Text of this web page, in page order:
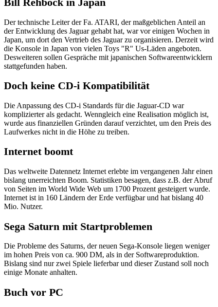
Der technische Leiter der Fa. ATARI, der maßgeblichen Anteil an
der Entwicklung des Jaguar gehabt hat, war vor einigen Wochen in
Japan, um dort den Vertrieb des Jaguar zu organisieren. Derzeit wird
die Konsole in Japan von vielen Toys "R" Us-Läden angeboten.
Desweiteren sollen Gespräche mit japanischen Softwareentwicklern
stattgefunden haben.
Doch keine CD-i Kompatibilität
Die Anpassung des CD-i Standards für die Jaguar-CD war
komplizierter als gedacht. Wenngleich eine Realisation möglich ist,
wurde aus finanziellen Gründen darauf verzichtet, um den Preis des
Laufwerkes nicht in die Höhe zu treiben.
Internet boomt
Das weltweite Datennetz Internet erlebte im vergangenen Jahr einen
bislang unerreichten Boom. Statistiken besagen, dass z.B. der Abruf
von Seiten im World Wide Web um 1700 Prozent gesteigert wurde.
Internet ist in 160 Ländern der Erde verfügbar und hat bislang 40
Mio. Nutzer.
Sega Saturn mit Startproblemen
Die Probleme des Saturns, der neuen Sega-Konsole liegen weniger
im hohen Preis von ca. 900 DM, als in der Softwareproduktion.
Bislang sind nur zwei Spiele lieferbar und dieser Zustand soll noch
einige Monate anhalten.
Buch vor PC